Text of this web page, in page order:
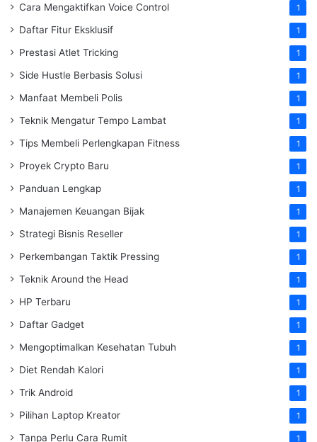
Cara Mengaktifkan Voice Control 1
Daftar Fitur Eksklusif 1
Prestasi Atlet Tricking 1
Side Hustle Berbasis Solusi 1
Manfaat Membeli Polis 1
Teknik Mengatur Tempo Lambat 1
Tips Membeli Perlengkapan Fitness 1
Proyek Crypto Baru 1
Panduan Lengkap 1
Manajemen Keuangan Bijak 1
Strategi Bisnis Reseller 1
Perkembangan Taktik Pressing 1
Teknik Around the Head 1
HP Terbaru 1
Daftar Gadget 1
Mengoptimalkan Kesehatan Tubuh 1
Diet Rendah Kalori 1
Trik Android 1
Pilihan Laptop Kreator 1
Tanpa Perlu Cara Rumit 1